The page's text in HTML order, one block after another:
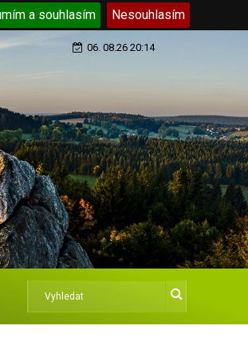
a souhlasím Nesouhlasím
06. 08.26 20:14